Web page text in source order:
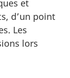
et
d’un point
Les
lors